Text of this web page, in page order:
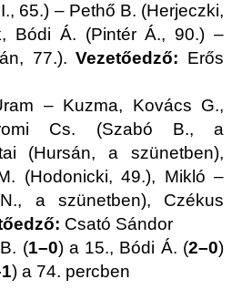
65.) – Pethő B. (Herjeczki,
Bódi Á. (Pintér Á., 90.) –
77.). Vezetőedző: Erős
– Kuzma, Kovács G.,
Cs. (Szabó B., a
(Hursán, a szünetben),
(Hodonicki, 49.), Mikló –
a szünetben), Czékus
Csató Sándor
(1–0) a 15., Bódi Á. (2–0)
) a 74. percben